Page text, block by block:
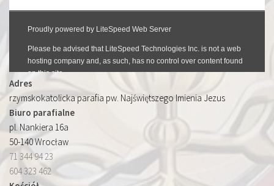
Adres
rzymskokatolicka parafia pw. Najświętszego Imienia Jezus
Biuro parafialne
pl. Nankiera 16a
50-140 Wrocław
71 344 94 23
604 323 462